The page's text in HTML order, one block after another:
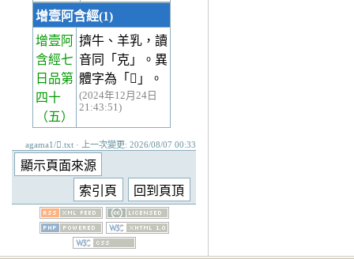
增壹阿含經(1)
增壹阿
含經七
日品第
四十
（五）
擠牛、羊乳，讀
音同「克」。異
體字為「𤛗」。
(2024年12月24日
21:43:51)
agama1/𤛓.txt · 上一次變更: 2026/08/07 00:33